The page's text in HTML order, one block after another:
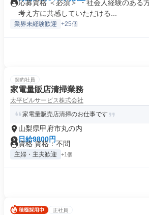
応募資格 ＜必須＞ ・社会人経験のある
考え方に共感していただける...
業界未経験歓迎 +25個
契約社員
家電量販店清掃業務
太平ビルサービス株式会社
家電量販売店清掃のお仕事です
山梨県甲府市丸の内
日給9800円
資格 資格：不問
主婦・主夫歓迎 +1個
正社員